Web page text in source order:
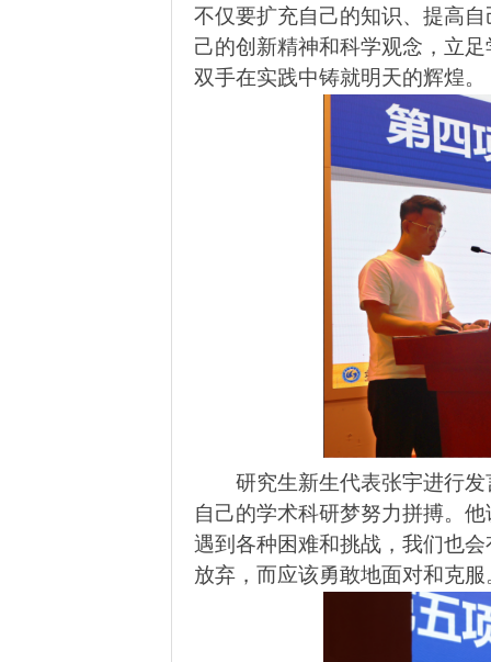
不仅要扩充自己的知识、提高
己的创新精神和科学观念，立
双手在实践中铸就明天的辉煌。
研究生新生代表张宇进行
自己的学术科研梦努力拼搏。
遇到各种困难和挑战，我们也
放弃，而应该勇敢地面对和克服